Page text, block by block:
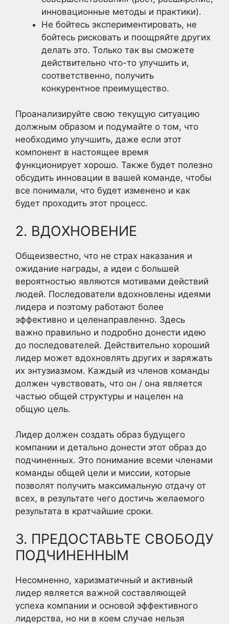
инновационные методы и практики).
Не бойтесь экспериментировать, не
бойтесь рисковать и поощряйте других
делать это. Только так вы сможете
действительно что-то улучшить и,
соответственно, получить
конкурентное преимущество.
Проанализируйте свою текущую ситуацию
должным образом и подумайте о том, что
необходимо улучшить, даже если этот
компонент в настоящее время
функционирует хорошо. Также будет полезно
обсудить инновации в вашей команде, чтобы
все понимали, что будет изменено и как
будет проходить этот процесс.
2. ВДОХНОВЕНИЕ
Общеизвестно, что не страх наказания и
ожидание награды, а идеи с большей
вероятностью являются мотивами действий
людей. Последователи вдохновлены идеями
лидера и поэтому работают более
эффективно и целенаправленно. Здесь
важно правильно и подробно донести идею
до последователей. Действительно хороший
лидер может вдохновлять других и заряжать
их энтузиазмом. Каждый из членов команды
должен чувствовать, что он / она является
частью общей структуры и нацелен на
общую цель.
Лидер должен создать образ будущего
компании и детально донести этот образ до
подчиненных. Это понимание всеми членами
команды общей цели и миссии, которые
позволят получить максимальную отдачу от
всех, в результате чего достичь желаемого
результата в кратчайшие сроки.
3. ПРЕДОСТАВЬТЕ СВОБОДУ
ПОДЧИНЕННЫМ
Несомненно, харизматичный и активный
лидер является важной составляющей
успеха компании и основой эффективного
лидерства, но ни в коем случае нельзя